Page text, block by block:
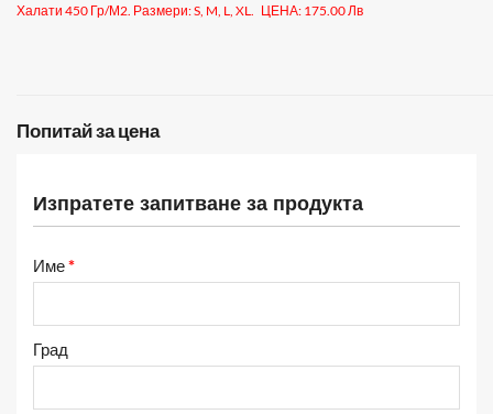
Халати 450 Гр/м2. Размери:S, M, L, XL. ЦЕНА: 175.00 Лв
Попитай за цена
Изпратете запитване за продукта
Име*
Град